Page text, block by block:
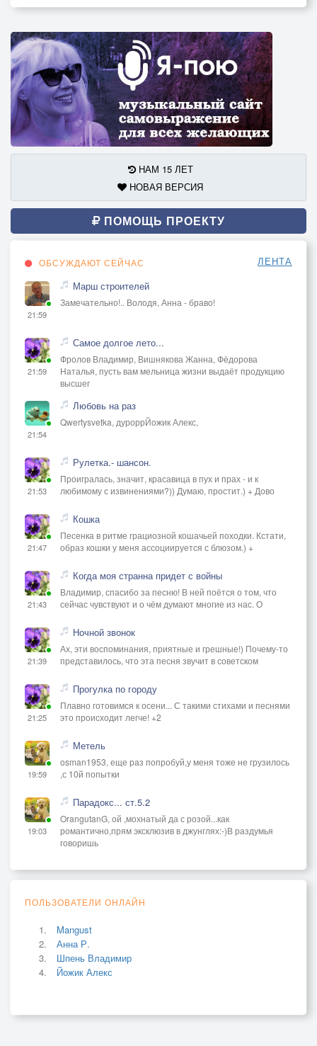
НАМ 15 ЛЕТ
НОВАЯ ВЕРСИЯ
ПОМОЩЬ ПРОЕКТУ
ОБСУЖДАЮТ СЕЙЧАС ЛЕНТА
21:59
Марш строителей
Замечательно!.. Володя, Анна - браво!
21:59
Самое долгое лето...
Фролов Владимир, Вишнякова Жанна, Фёдорова
Наталья, пусть вам мельница жизни выдаёт продукцию
высшег
21:54
Любовь на раз
Qwertysvetka, дуроррЙожик Алекс,
21:53
Рулетка.- шансон.
Проигралась, значит, красавица в пух и прах - и к
любимому с извинениями?)) Думаю, простит.) + Дово
21:47
Кошка
Песенка в ритме грациозной кошачьей походки. Кстати,
образ кошки у меня ассоциируется с блюзом.) +
21:43
Когда моя странна придет с войны
Владимир, спасибо за песню! В ней поётся о том, что
сейчас чувствуют и о чём думают многие из нас. О
21:39
Ночной звонок
Ах, эти воспоминания, приятные и грешные!) Почему-то
представилось, что эта песня звучит в советском
21:25
Прогулка по городу
Плавно готовимся к осени... С такими стихами и песнями
это происходит легче! +2
19:59
Метель
osman1953, еще раз попробуй,у меня тоже не грузилось
,с 10й попытки
19:03
Парадокс... ст.5.2
OrangutanG, ой ,мохнатый да с розой...как
романтично,прям эксклюзив в джунглях:-)В раздумья
говоришь
ПОЛЬЗОВАТЕЛИ ОНЛАЙН
Mangust
Анна Р.
Шпень Владимир
Йожик Алекс